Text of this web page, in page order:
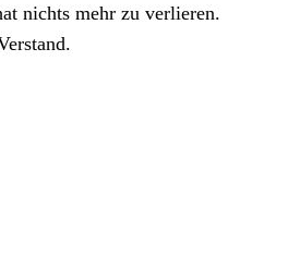
nichts mehr zu verlieren.